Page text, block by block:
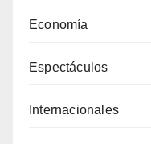
Economía
Espectáculos
Internacionales